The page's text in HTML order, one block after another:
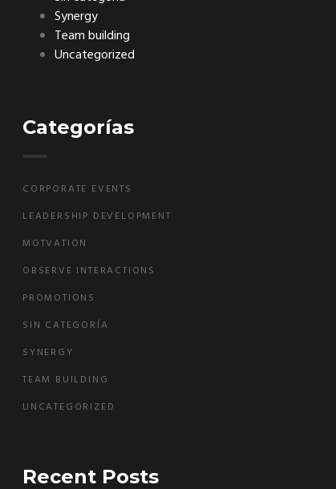
Synergy
Team building
Uncategorized
Categorías
CORPORATE EVENTS
LEADERSHIP DEVELOPMENT
MOTVATION
OBSERVE INTERACTIONS
PROMOTIONS
SIN CATEGORÍA
SYNERGY
TEAM BUILDING
UNCATEGORIZED
Recent Posts